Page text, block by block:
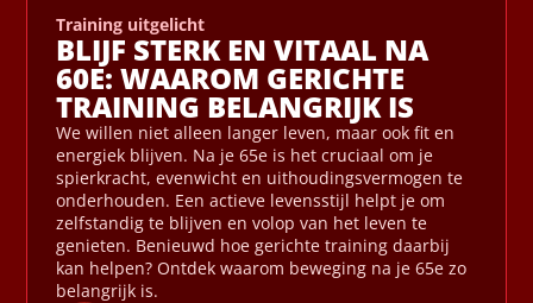
Training uitgelicht
BLIJF STERK EN VITAAL NA
60E: WAAROM GERICHTE
TRAINING BELANGRIJK IS
We willen niet alleen langer leven, maar ook fit en
energiek blijven. Na je 65e is het cruciaal om je
spierkracht, evenwicht en uithoudingsvermogen te
onderhouden. Een actieve levensstijl helpt je om
zelfstandig te blijven en volop van het leven te
genieten. Benieuwd hoe gerichte training daarbij
kan helpen? Ontdek waarom beweging na je 65e zo
belangrijk is.